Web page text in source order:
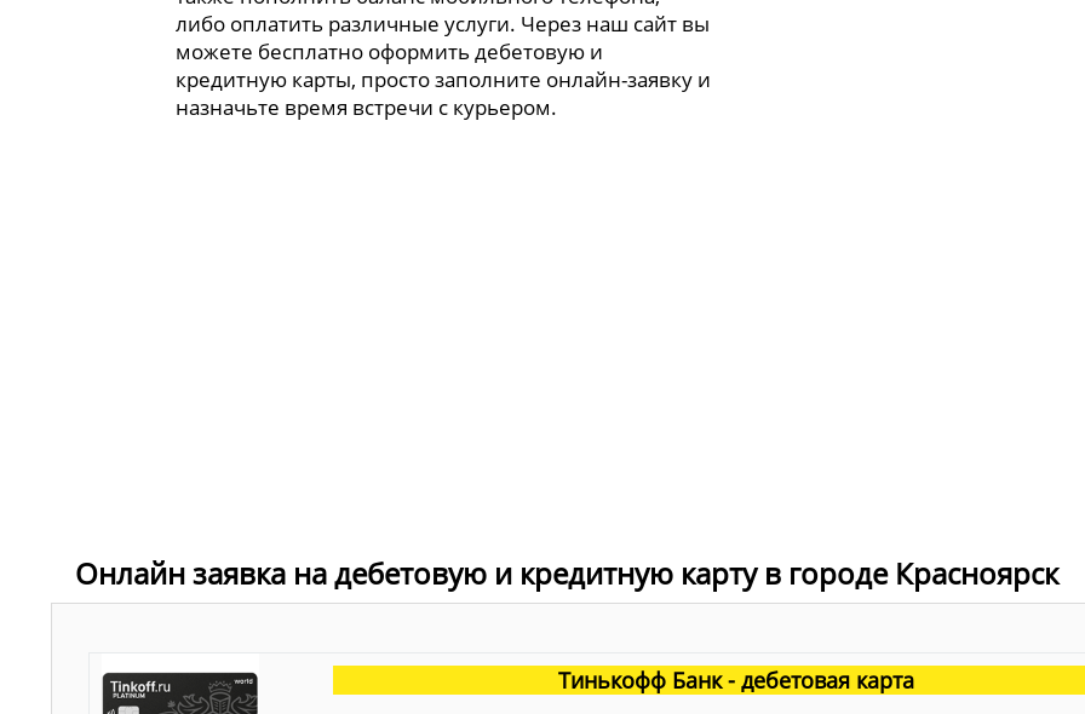
либо оплатить различные услуги. Через наш сайт вы
можете бесплатно оформить дебетовую и
кредитную карты, просто заполните онлайн-заявку и
назначьте время встречи с курьером.
Онлайн заявка на дебетовую и кредитную карту в городе Красноярск
Тинькофф Банк - дебетовая карта